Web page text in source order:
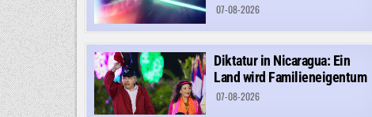
07-08-2026
Diktatur in Nicaragua: Ein
Land wird Familieneigentum
07-08-2026